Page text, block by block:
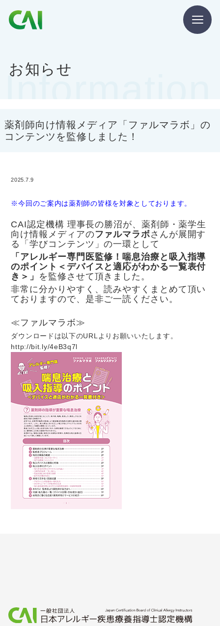
CAIの方へ
CAIマガジン
お知らせ
Information
薬剤師向け情報メディア「ファルマラボ」の
コンテンツを監修しました！
2025.7.9
※今回のご案内は薬剤師の皆様を対象としております。
CAI認定機構 理事長の勝沼が、薬剤師・薬学生
向け情報メディアのファルマラボさんが展開す
る「学びコンテンツ」の一環として
「アレルギー専門医監修！喘息治療と吸入指導
のポイント＜デバイスと適応がわかる一覧表付
き＞」 を監修させて頂きました。
非常に分かりやすく、読みやすくまとめて頂い
ておりますので、是非ご一読ください。
≪ファルマラボ≫
ダウンロードは以下のURLよりお願いいたします。
http://bit.ly/4eB3q7l